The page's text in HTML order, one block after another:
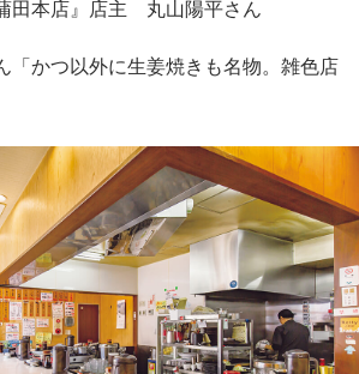
田本店』店主 丸山陽平さん
「かつ以外に生姜焼きも名物。雑色店